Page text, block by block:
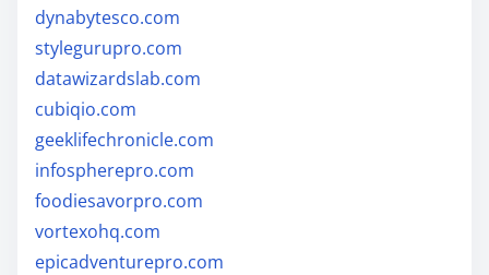
dynabytesco.com
stylegurupro.com
datawizardslab.com
cubiqio.com
geeklifechronicle.com
infospherepro.com
foodiesavorpro.com
vortexohq.com
epicadventurepro.com